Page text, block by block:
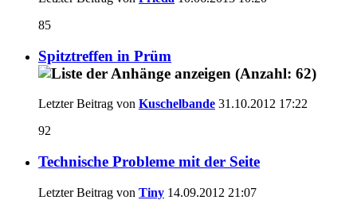
85
Spitztreffen in Prüm
Letzter Beitrag von Kuschelbande 31.10.2012 17:22
92
Technische Probleme mit der Seite
Letzter Beitrag von Tiny 14.09.2012 21:07